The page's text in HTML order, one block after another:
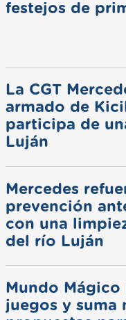
festejos de
La CGT
armado de
participa de
Luján
Mercedes
prevención
con una
del río Luján
Mundo Mágico
juegos y suma